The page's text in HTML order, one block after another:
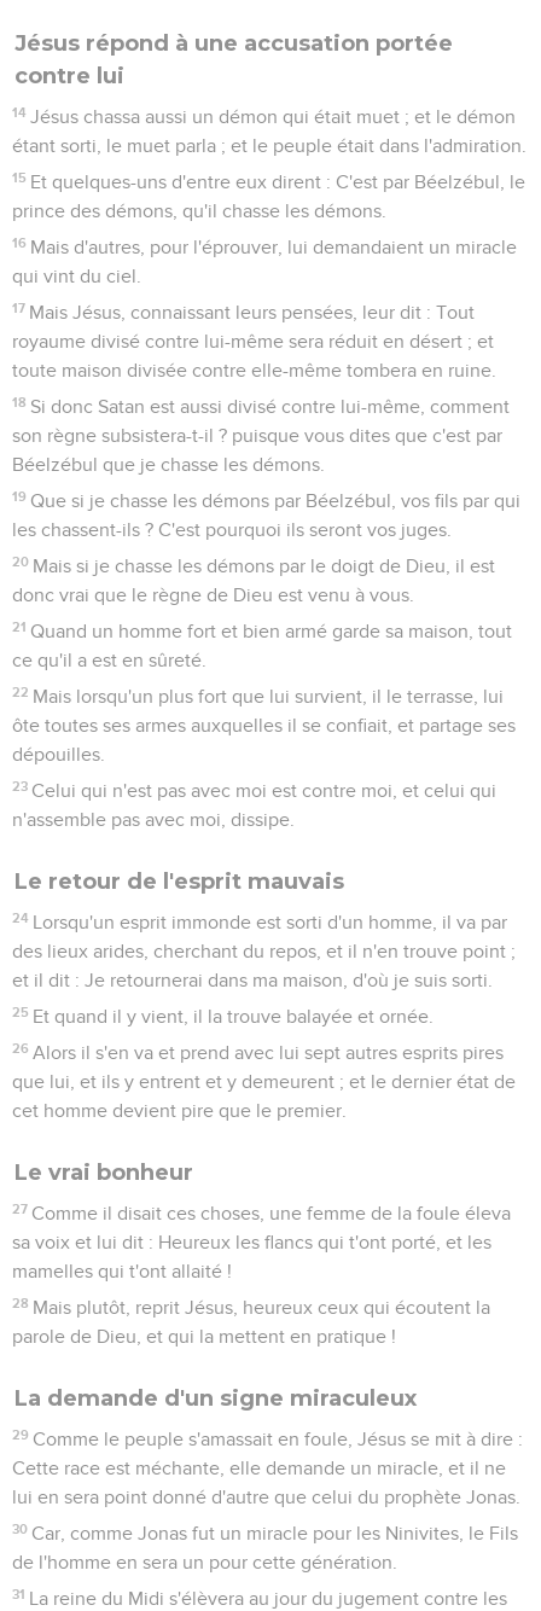
Jésus répond à une accusation portée
contre lui
14 Jésus chassa aussi un démon qui était muet ; et le démon
étant sorti, le muet parla ; et le peuple était dans l'admiration.
15 Et quelques-uns d'entre eux dirent : C'est par Béelzébul, le
prince des démons, qu'il chasse les démons.
16 Mais d'autres, pour l'éprouver, lui demandaient un miracle
qui vint du ciel.
17 Mais Jésus, connaissant leurs pensées, leur dit : Tout
royaume divisé contre lui-même sera réduit en désert ; et
toute maison divisée contre elle-même tombera en ruine.
18 Si donc Satan est aussi divisé contre lui-même, comment
son règne subsistera-t-il ? puisque vous dites que c'est par
Béelzébul que je chasse les démons.
19 Que si je chasse les démons par Béelzébul, vos fils par qui
les chassent-ils ? C'est pourquoi ils seront vos juges.
20 Mais si je chasse les démons par le doigt de Dieu, il est
donc vrai que le règne de Dieu est venu à vous.
21 Quand un homme fort et bien armé garde sa maison, tout
ce qu'il a est en sûreté.
22 Mais lorsqu'un plus fort que lui survient, il le terrasse, lui
ôte toutes ses armes auxquelles il se confiait, et partage ses
dépouilles.
23 Celui qui n'est pas avec moi est contre moi, et celui qui
n'assemble pas avec moi, dissipe.
Le retour de l'esprit mauvais
24 Lorsqu'un esprit immonde est sorti d'un homme, il va par
des lieux arides, cherchant du repos, et il n'en trouve point ;
et il dit : Je retournerai dans ma maison, d'où je suis sorti.
25 Et quand il y vient, il la trouve balayée et ornée.
26 Alors il s'en va et prend avec lui sept autres esprits pires
que lui, et ils y entrent et y demeurent ; et le dernier état de
cet homme devient pire que le premier.
Le vrai bonheur
27 Comme il disait ces choses, une femme de la foule éleva
sa voix et lui dit : Heureux les flancs qui t'ont porté, et les
mamelles qui t'ont allaité !
28 Mais plutôt, reprit Jésus, heureux ceux qui écoutent la
parole de Dieu, et qui la mettent en pratique !
La demande d'un signe miraculeux
29 Comme le peuple s'amassait en foule, Jésus se mit à dire :
Cette race est méchante, elle demande un miracle, et il ne
lui en sera point donné d'autre que celui du prophète Jonas.
30 Car, comme Jonas fut un miracle pour les Ninivites, le Fils
de l'homme en sera un pour cette génération.
31 La reine du Midi s'élèvera au jour du jugement contre les